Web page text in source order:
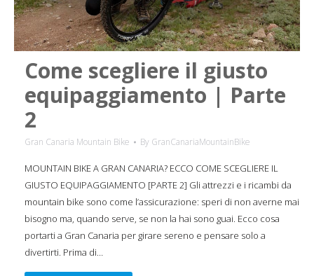
Come scegliere il giusto
equipaggiamento | Parte
2
Gran Canaria Mountain Bike By GranCanariaMountainBike
MOUNTAIN BIKE A GRAN CANARIA? ECCO COME SCEGLIERE IL
GIUSTO EQUIPAGGIAMENTO [PARTE 2] Gli attrezzi e i ricambi da
mountain bike sono come l’assicurazione: speri di non averne mai
bisogno ma, quando serve, se non la hai sono guai. Ecco cosa
portarti a Gran Canaria per girare sereno e pensare solo a
divertirti. Prima di…